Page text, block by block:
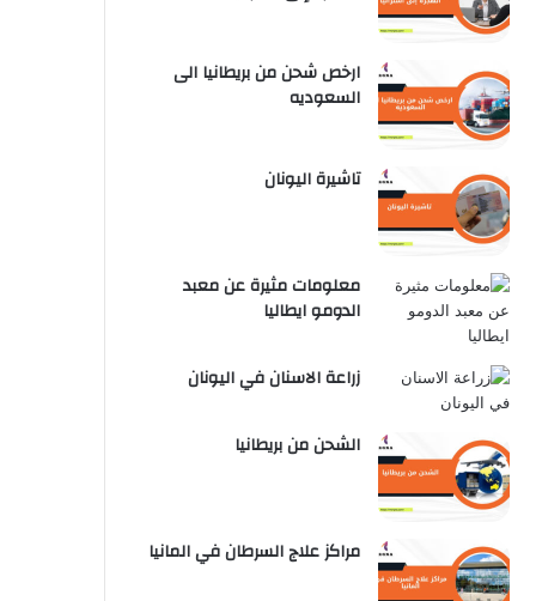
ارخص شحن من بريطانيا الى
السعوديه
تاشيرة اليونان
معلومات مثيرة عن معبد
الدومو ايطاليا
زراعة الاسنان في اليونان
الشحن من بريطانيا
مراكز علاج السرطان في المانيا